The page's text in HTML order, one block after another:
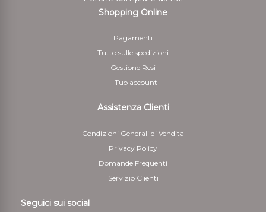
Shopping Online
Pagamenti
Tutto sulle spedizioni
Gestione Resi
Il Tuo account
Assistenza Clienti
Condizioni Generali di Vendita
Privacy Policy
Domande Frequenti
Servizio Clienti
Seguici sui social